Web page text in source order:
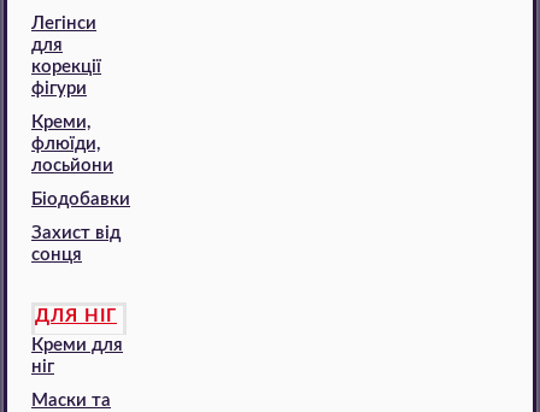
Легінси
для
корекції
фігури
Креми,
флюїди,
лосьйони
Біодобавки
Захист від
сонця
ДЛЯ НІГ
Креми для
ніг
Маски та